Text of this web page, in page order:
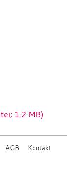
1.2 MB)
AGB Kontakt